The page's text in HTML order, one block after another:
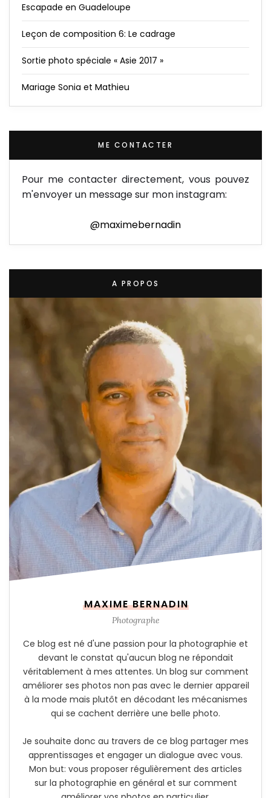
Escapade en Guadeloupe
Leçon de composition 6: Le cadrage
Sortie photo spéciale « Asie 2017 »
Mariage Sonia et Mathieu
ME CONTACTER
Pour me contacter directement, vous pouvez
m'envoyer un message sur mon instagram:
@maximebernadin
A PROPOS
MAXIME BERNADIN
Photographe
Ce blog est né d'une passion pour la photographie et
devant le constat qu'aucun blog ne répondait
véritablement à mes attentes. Un blog sur comment
améliorer ses photos non pas avec le dernier appareil
à la mode mais plutôt en décodant les mécanismes
qui se cachent derrière une belle photo.
Je souhaite donc au travers de ce blog partager mes
apprentissages et engager un dialogue avec vous.
Mon but: vous proposer régulièrement des articles
sur la photographie en général et sur comment